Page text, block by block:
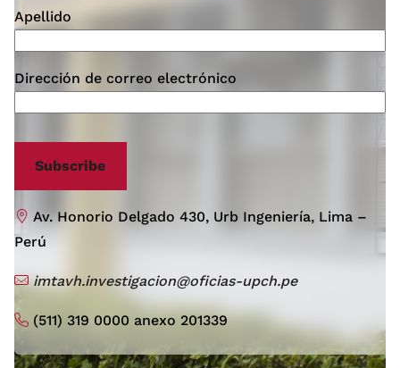
Apellido
Dirección de correo electrónico
Subscribe
Av. Honorio Delgado 430, Urb Ingeniería, Lima –
Perú
imtavh.investigacion@oficias-upch.pe
(511) 319 0000 anexo 201339